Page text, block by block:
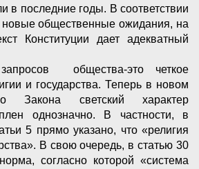
в последние годы. В соответствии
новые общественные ожидания, на
Конституции дает адекватный
общества-это четкое
и государства. Теперь в новом
Закона светский характер
однозначно. В частности, в
5 прямо указано, что «религия
В свою очередь, в статью 30
согласно которой «система